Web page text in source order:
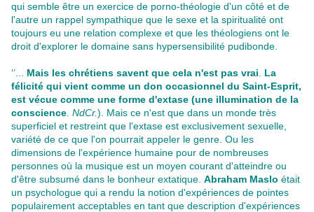
qui semble être un exercice de porno-théologie d'un côté et de
l'autre un rappel sympathique que le sexe et la spiritualité ont
toujours eu une relation complexe et que les théologiens ont le
droit d'explorer le domaine sans hypersensibilité pudibonde.
‘’... Mais les chrétiens savent que cela n'est pas vrai
La
félicité qui vient comme un don occasionnel du Saint-Esprit,
est vécue comme une forme d'extase (une illumination de la
conscience NdCr.). Mais ce n'est que dans un monde très
superficiel et restreint que l'extase est exclusivement sexuelle,
variété de ce que l'on pourrait appeler le genre. Ou les
dimensions de l'expérience humaine pour de nombreuses
personnes où la musique est un moyen courant d'atteindre ou
d'être subsumé dans le bonheur extatique. Abraham Maslo était
un psychologue qui a rendu la notion d'expériences de pointes
populairement acceptables en tant que description d'expériences